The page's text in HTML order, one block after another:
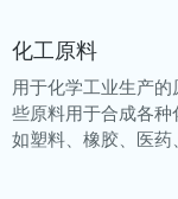
化工原料
用于化学工业生产
些原料用于合成各种
如塑料、橡胶、医药